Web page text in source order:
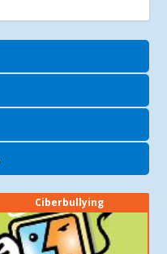
Ciberbullying